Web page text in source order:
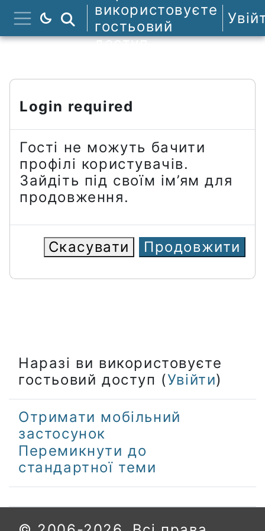
Перейти до головного вмісту
Бокова панель
Пошук курсів
використовуєте
гостьовий
доступ
Login required
Гості не можуть бачити
профілі користувачів.
Зайдіть під своїм ім’ям для
продовження.
Скасувати Продовжити
Наразі ви використовуєте
гостьовий доступ (Увійти)
Отримати мобільний
застосунок
Перемикнути до
стандартної теми